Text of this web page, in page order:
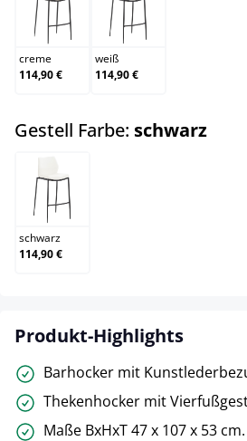
creme
creme
114,90 €
weiß
weiß
114,90 €
Gestell Farbe: schwarz
schwarz
schwarz
114,90 €
Produkt-Highlights
Barhocker mit
Thekenhocker mit
Maße BxHxT 47 x 107 x 53